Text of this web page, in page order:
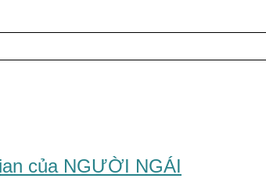
của NGƯỜI NGÁI